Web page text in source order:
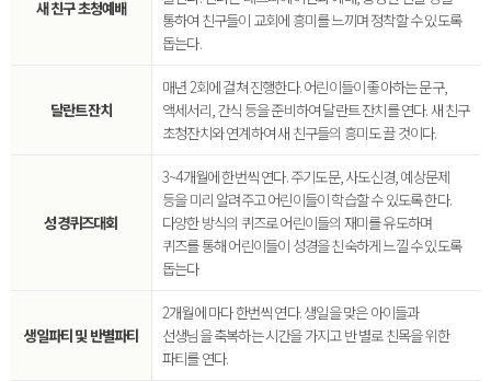
새 친구 초청예배
통하여 친구들이 교회에 흥미를 느끼며 정착할 수 있도록
돕는다.
달란트잔치
매년 2회에 걸쳐 진행한다. 어린이들이 좋아하는 문구,
액세서리, 간식 등을 준비하여 달란트 잔치를 연다. 새 친구
초청잔치와 연계하여 새 친구들의 흥미도 끌 것이다.
성경퀴즈대회
3~4개월에 한번씩 연다. 주기도문, 사도신경, 예상문제
등을 미리 알려주고 어린이들이 학습할 수 있도록 한다.
다양한 방식의 퀴즈로 어린이들의 재미를 유도하며
퀴즈를 통해 어린이들이 성경을 친숙하게 느낄 수 있도록
돕는다
생일파티 및 반별파티
2개월에 마다 한번씩 연다. 생일을 맞은 아이들과
선생님을 축복하는 시간을 가지고 반 별로 친목을 위한
파티를 연다.